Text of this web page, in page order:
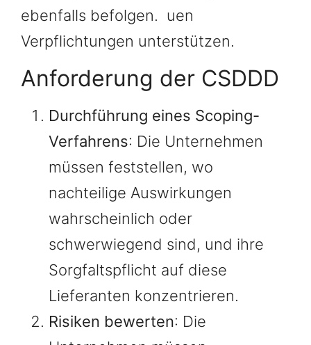
ebenfalls befolgen. uen
Verpflichtungen unterstützen.
Anforderung der CSDDD
Durchführung eines Scoping-
Verfahrens: Die Unternehmen
müssen feststellen, wo
nachteilige Auswirkungen
wahrscheinlich oder
schwerwiegend sind, und ihre
Sorgfaltspflicht auf diese
Lieferanten konzentrieren.
Risiken bewerten: Die